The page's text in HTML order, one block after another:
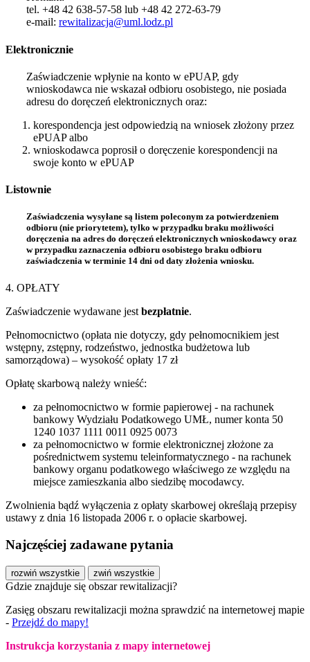
tel. +48 42 638-57-58 lub +48 42 272-63-79
e-mail: rewitalizacja@uml.lodz.pl
Elektronicznie
Zaświadczenie wpłynie na konto w ePUAP, gdy
wnioskodawca nie wskazał odbioru osobistego, nie posiada
adresu do doręczeń elektronicznych oraz:
korespondencja jest odpowiedzią na wniosek złożony przez
ePUAP albo
wnioskodawca poprosił o doręczenie korespondencji na
swoje konto w ePUAP
Listownie
Zaświadczenia wysyłane są listem poleconym za potwierdzeniem
odbioru (nie priorytetem), tylko w przypadku braku możliwości
doręczenia na adres do doręczeń elektronicznych wnioskodawcy oraz
w przypadku zaznaczenia odbioru osobistego braku odbioru
zaświadczenia w terminie 14 dni od daty złożenia wniosku.
4. OPŁATY
Zaświadczenie wydawane jest bezpłatnie.
Pełnomocnictwo (opłata nie dotyczy, gdy pełnomocnikiem jest
wstępny, zstępny, rodzeństwo, jednostka budżetowa lub
samorządowa) – wysokość opłaty 17 zł
Opłatę skarbową należy wnieść:
za pełnomocnictwo w formie papierowej - na rachunek
bankowy Wydziału Podatkowego UMŁ, numer konta 50
1240 1037 1111 0011 0925 0073
za pełnomocnictwo w formie elektronicznej złożone za
pośrednictwem systemu teleinformatycznego - na rachunek
bankowy organu podatkowego właściwego ze względu na
miejsce zamieszkania albo siedzibę mocodawcy.
Zwolnienia bądź wyłączenia z opłaty skarbowej określają przepisy
ustawy z dnia 16 listopada 2006 r. o opłacie skarbowej.
Najczęściej zadawane pytania
rozwiń wszystkie zwiń wszystkie
Gdzie znajduje się obszar rewitalizacji?
Zasięg obszaru rewitalizacji można sprawdzić na internetowej mapie
- Przejdź do mapy!
Instrukcja korzystania z mapy internetowej